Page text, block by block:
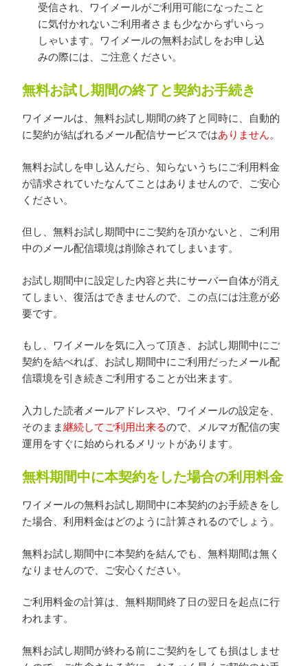
受信され、ワイメールがご利用可能になったこと
に気付かれないご利用者さまも少なからずいらっ
しゃいます。ワイメールの無料お試しをお申し込
みの際には、ご注意ください。
無料お試し期間の終了と契約お手続き
ワイメールは、無料お試し期間の終了と同時に、自動的
に契約が結ばれるメール配信サービスではありません。
無料お試しを申し込んだら、知らないうちにご利用料金
が請求されていたなんてことはありませんので、ご安心
ください。
但し、無料お試し期間中にご契約を頂かないと、ご利用
中のメール配信環境は削除されてしまいます。
お試し期間中に設定した内容と共にサーバー自体が消え
てしまい、復活はできませんので、この点には注意が必
要です。
もし、ワイメールを気に入って頂き、お試し期間中にご
契約を結べれば、お試し期間中にご利用だったメール配
信環境を引き続きご利用することが出来ます。
入力した読者メールアドレスや、ワイメールの設定を、
そのまま継続してご利用出来るので、メルマガ配信の実
運用をすぐに始められるメリットがあります。
無料期間中に本契約をした場合の利用料金
ワイメールの無料お試し期間中に本契約のお手続きをし
た場合、利用料金はどのように計算されるのでしょう。
無料お試し期間中に本契約を結んでも、無料期間は無く
なりませんので、ご安心ください。
ご利用料金の計算は、無料期間終了日の翌日を起点に行
われます。
無料お試し期間が終わる前にご契約をしても損はしませ